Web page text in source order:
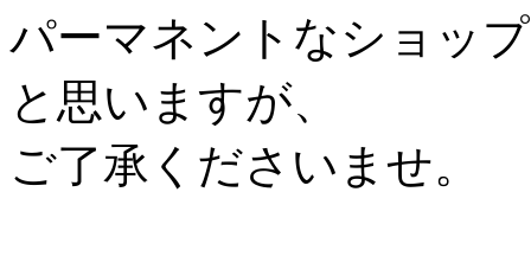
パーマネントなショッ
と思いますが、
ご了承くださいませ。